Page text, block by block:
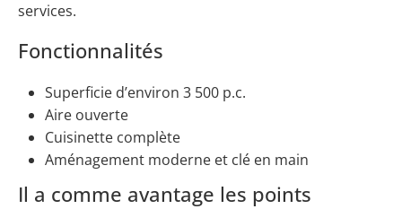
services.
Fonctionnalités
Superficie d’environ 3 500 p.c.
Aire ouverte
Cuisinette complète
Aménagement moderne et clé en main
Il a comme avantage les points